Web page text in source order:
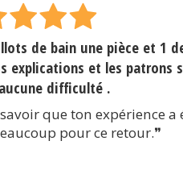
de bain une pièce et 1
explications et les patrons
difficulté .
que ton expérience a
pour ce retour.❞